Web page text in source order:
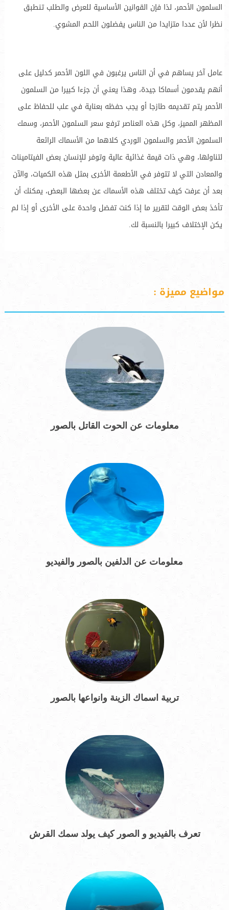
السلمون الأحمر، لذا فإن القوانين الأساسية للعرض والطلب تنطبق
نظرا لأن عددا متزايدا من الناس يفضلون اللحم المشوي.
عامل آخر يساهم في أن الناس يرغبون في اللون الأحمر كدليل على
أنهم يقدمون أسماكا جيدة، وهذا يعني أن جزءا كبيرا من السلمون
الأحمر يتم تقديمه طازجا أو يجب حفظه بعناية في علب للحفاظ على
المظهر المميز، وكل هذه العناصر ترفع سعر السلمون الأحمر، وسمك
السلمون الأحمر والسلمون الوردي كلاهما من الأسماك الرائعة
لتناولها، وهي ذات قيمة غذائية عالية وتوفر للإنسان بعض الفيتامينات
والمعادن التي لا تتوفر في الأطعمة الأخرى بمثل هذه الكميات، والآن
بعد أن عرفت كيف تختلف هذه الأسماك عن بعضها البعض، يمكنك أن
تأخذ بعض الوقت لتقرير ما إذا كنت تفضل واحدة على الأخرى أو إذا لم
يكن الإختلاف كبيرا بالنسبة لك.
مواضيع مميزة :
معلومات عن الحوت القاتل بالصور
معلومات عن الدلفين بالصور والفيديو
تربية اسماك الزينة وانواعها بالصور
تعرف بالفيديو و الصور كيف يولد سمك القرش